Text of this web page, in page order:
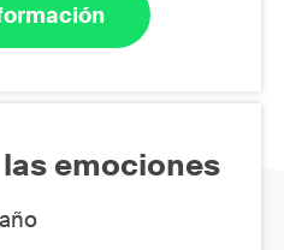
emociones